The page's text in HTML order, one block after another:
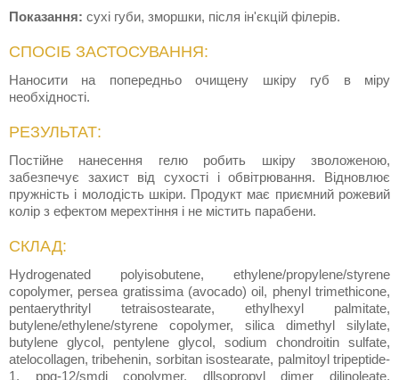
Показання: сухі губи, зморшки, після ін'єкцій філерів.
СПОСІБ ЗАСТОСУВАННЯ:
Наносити на попередньо очищену шкіру губ в міру
необхідності.
РЕЗУЛЬТАТ:
Постійне нанесення гелю робить шкіру зволоженою,
забезпечує захист від сухості і обвітрювання. Відновлює
пружність і молодість шкіри. Продукт має приємний рожевий
колір з ефектом мерехтіння і не містить парабени.
СКЛАД:
Hydrogenated polyisobutene, ethylene/propylene/styrene
copolymer, persea gratissima (avocado) oil, phenyl trimethicone,
pentaerythrityl tetraisostearate, ethylhexyl palmitate,
butylene/ethylene/styrene copolymer, silica dimethyl silylate,
butylene glycol, pentylene glycol, sodium chondroitin sulfate,
atelocollagen, tribehenin, sorbitan isostearate, palmitoyl tripeptide-
1, ppg-12/smdi copolymer, dllsopropyl dimer dilinoleate,